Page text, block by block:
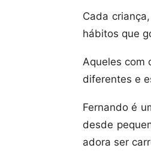
Cada
hábitos que
Aqueles com
diferentes e
Fernando é
desde
adora ser